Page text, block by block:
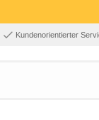
Kundenorientierter